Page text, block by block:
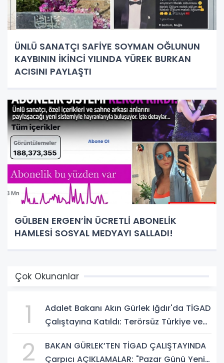
ÜNLÜ SANATÇI SAFİYE SOYMAN OĞLUNUN
KAYBININ İKİNCİ YILINDA YÜREK BURKAN
ACISINI PAYLAŞTI
GÜLBEN ERGEN’İN ÜCRETLİ ABONELİK
HAMLESİ SOSYAL MEDYAYI SALLADI!
Çok Okunanlar
1
Adalet Bakanı Akın Gürlek Iğdır'da TİGAD
Çalıştayına Katıldı: Terörsüz Türkiye ve
2
BAKAN GÜRLEK’TEN TİGAD ÇALIŞTAYINDA
Çarpıcı AÇIKLAMALAR: "Pazar Günü Yeni